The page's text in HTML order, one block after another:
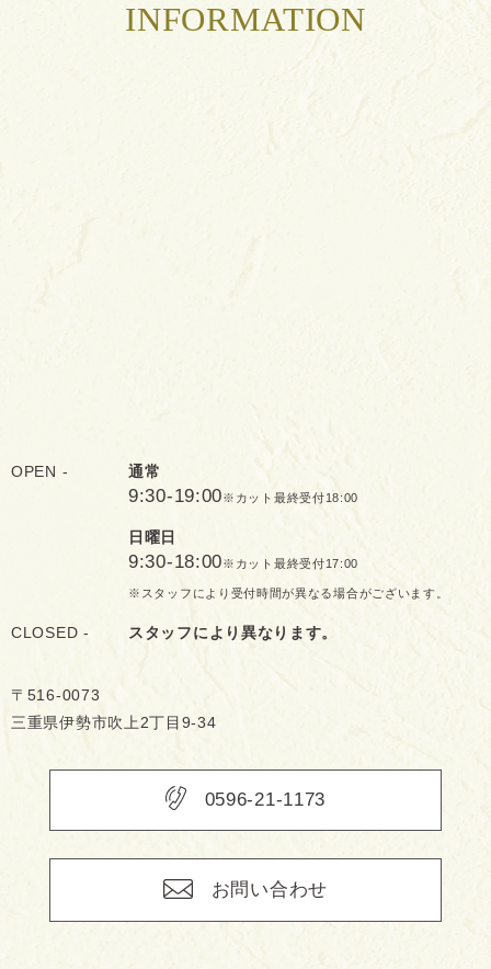
INFORMATION
OPEN - 通常
9:30-19:00※カット最終受付18:00
日曜日
9:30-18:00※カット最終受付17:00
※スタッフにより受付時間が異なる場合がございます。
CLOSED - スタッフにより異なります。
〒516-0073
三重県伊勢市吹上2丁目9-34
0596-21-1173
お問い合わせ